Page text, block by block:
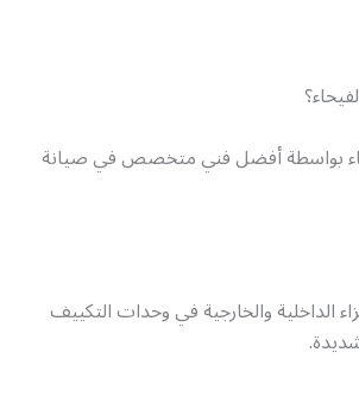
بواسطة أفضل فني متخصص في صيانة
الداخلية والخارجية في وحدات التكييف